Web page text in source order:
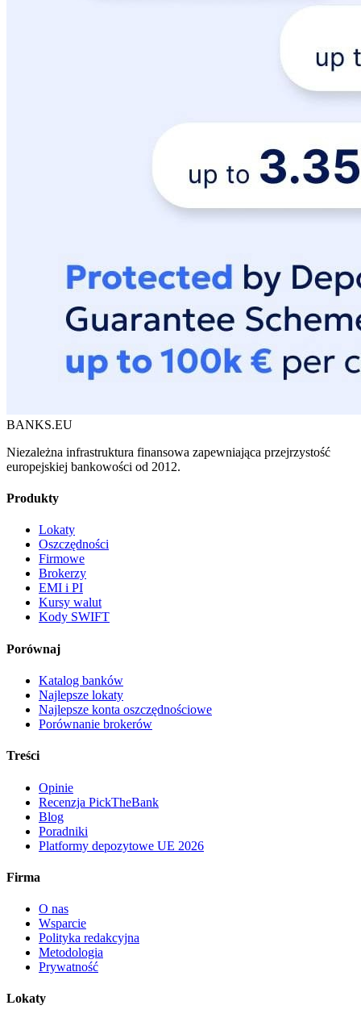
BANKS.EU
Niezależna infrastruktura finansowa zapewniająca przejrzystość
europejskiej bankowości od 2012.
Produkty
Lokaty
Oszczędności
Firmowe
Brokerzy
EMI i PI
Kursy walut
Kody SWIFT
Porównaj
Katalog banków
Najlepsze lokaty
Najlepsze konta oszczędnościowe
Porównanie brokerów
Treści
Opinie
Recenzja PickTheBank
Blog
Poradniki
Platformy depozytowe UE 2026
Firma
O nas
Wsparcie
Polityka redakcyjna
Metodologia
Prywatność
Lokaty